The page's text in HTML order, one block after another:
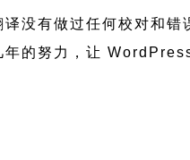
没有做过任何校对和
的努力，让